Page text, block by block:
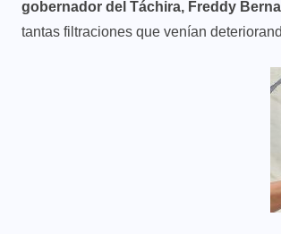
gobernador del Táchira, Freddy
tantas filtraciones que venían